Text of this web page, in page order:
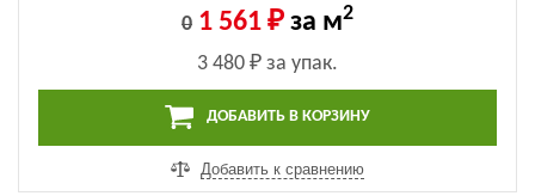
0 1 561 ₽ за м2
3 480 ₽ за упак.
ДОБАВИТЬ В КОРЗИНУ
Добавить к сравнению